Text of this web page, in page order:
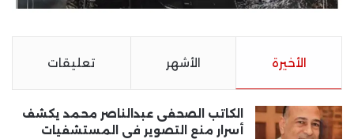
الأخيرة الأشهر تعليقات
الكاتب الصحفى عبدالناصر محمد يكشف
أسرار منع التصوير فى المستشفيات